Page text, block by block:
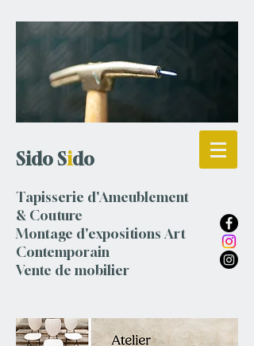
Sido Sido
Tapisserie d'Ameublement
& Couture
Montage d'expositions Art
Contemporain
Vente de mobilier